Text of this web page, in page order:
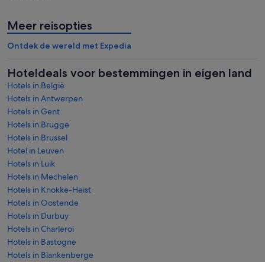
Meer reisopties
Ontdek de wereld met Expedia
Hoteldeals voor bestemmingen in eigen land
Hotels in België
Hotels in Antwerpen
Hotels in Gent
Hotels in Brugge
Hotels in Brussel
Hotel in Leuven
Hotels in Luik
Hotels in Mechelen
Hotels in Knokke-Heist
Hotels in Oostende
Hotels in Durbuy
Hotels in Charleroi
Hotels in Bastogne
Hotels in Blankenberge